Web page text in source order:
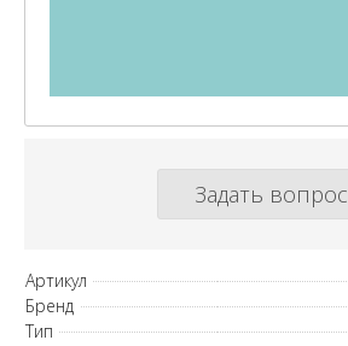
Задать вопрос
Артикул
Бренд
Тип